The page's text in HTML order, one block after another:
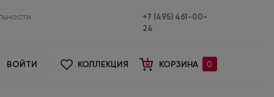
+7 (495) 461-00-
24
ВОЙТИ КОЛЛЕКЦИЯ КОРЗИНА 0